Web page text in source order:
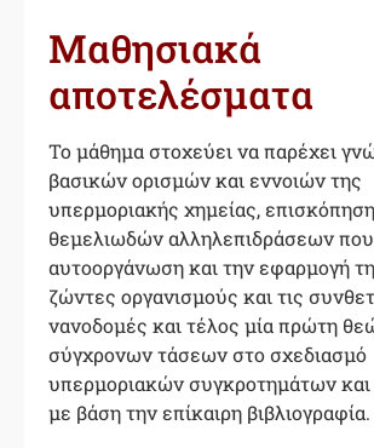
Μαθησιακά
αποτελέσματα
Το μάθημα στοχεύει να παρέχει
βασικών ορισμών και εννοιών της
υπερμοριακής χημείας,
θεμελιωδών αλληλεπιδράσεων
αυτοοργάνωση και την εφαρμογή
ζώντες οργανισμούς και τις
νανοδομές και τέλος μία πρώτη
σύγχρονων τάσεων στο σχεδιασμό
υπερμοριακών συγκροτημάτων
με βάση την επίκαιρη βιβλιογραφία.